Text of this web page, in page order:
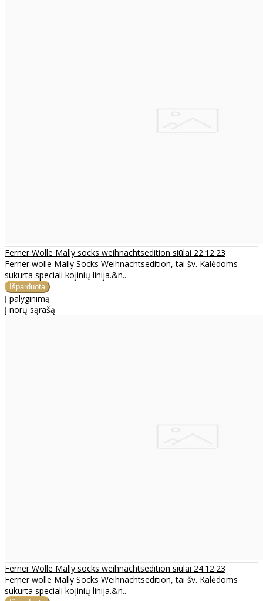
Ferner Wolle Mally socks weihnachtsedition siūlai 22.12.23
Ferner wolle Mally Socks Weihnachtsedition, tai šv. Kalėdoms
sukurta speciali kojinių linija.&n..
Į palyginimą
Į norų sąrašą
Ferner Wolle Mally socks weihnachtsedition siūlai 24.12.23
Ferner wolle Mally Socks Weihnachtsedition, tai šv. Kalėdoms
sukurta speciali kojinių linija.&n..